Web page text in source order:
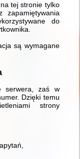
tej stronie tylko
zapamiętywania
do
są wymagane
serwera, zaś w
Dzięki temu
strony